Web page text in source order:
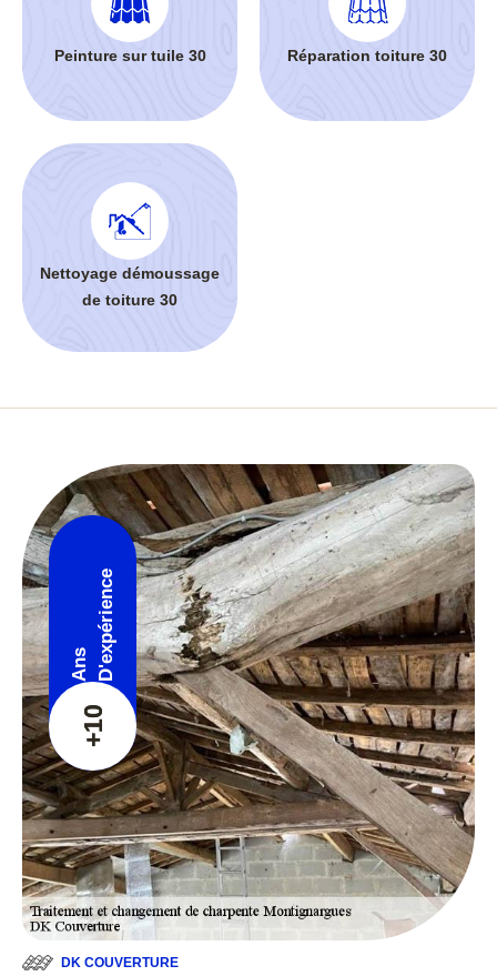
Peinture sur tuile 30 Réparation toiture 30
Nettoyage démoussage
de toiture 30
+10
Ans D'expérience
DK COUVERTURE